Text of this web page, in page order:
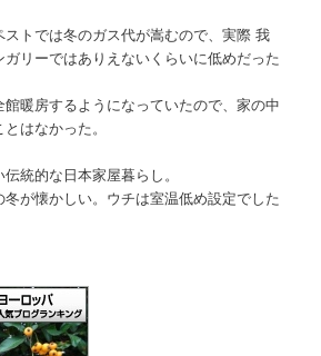
トでは冬のガス代が嵩むので、実際 我
リーではありえないくらいに低めだった
暖房するようになっていたので、家の中
はなかった。
統的な日本家屋暮らし。
が懐かしい。ウチは室温低め設定でした